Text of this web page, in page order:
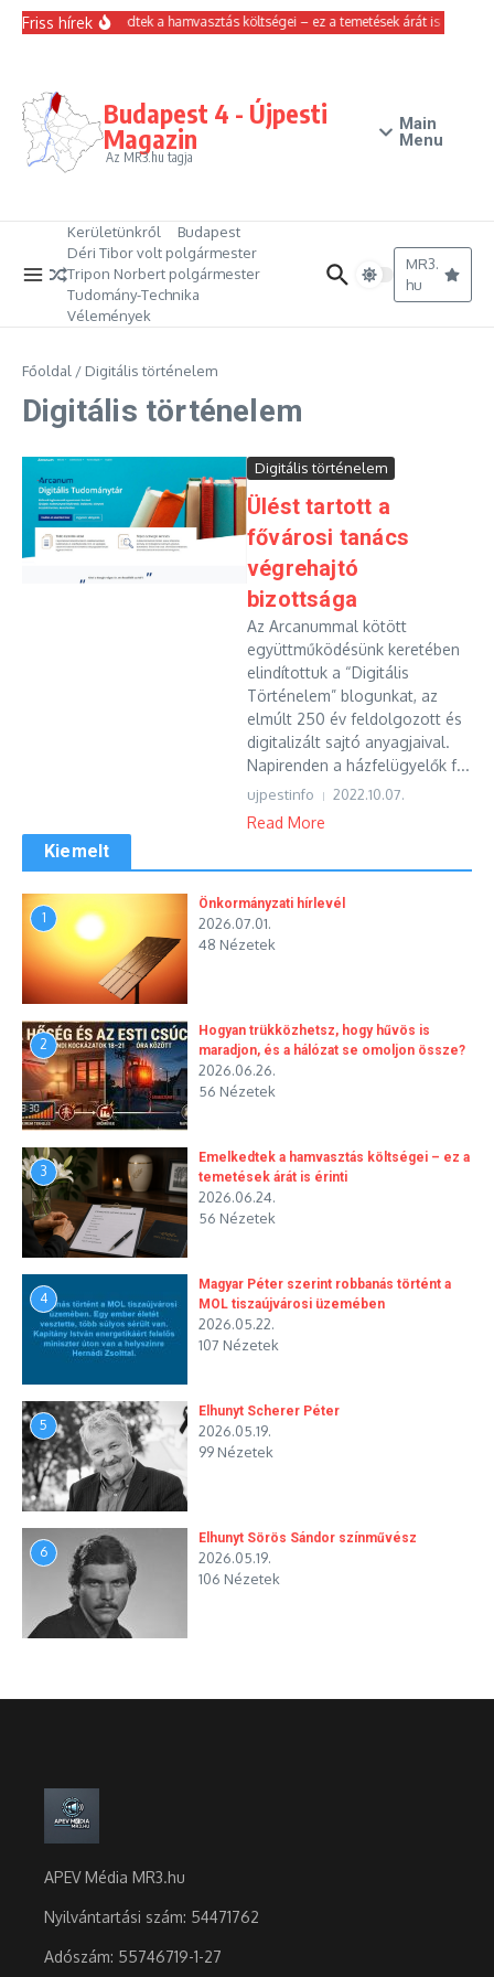
Ugrás a tartalomhoz
Friss hírekEmelkedtek a hamvasztás költségei – ez a temetések árát is érinti
Budapest 4 - Újpesti
Magazin
Az MR3.hu tagja
Main
Menu
Kerületünkről
Budapest
Déri Tibor volt polgármester
Tripon Norbert polgármester
Tudomány-Technika
Vélemények
MR3.
hu
Főoldal / Digitális történelem
Digitális történelem
Digitális történelem
Ülést tartott a
fővárosi tanács
végrehajtó
bizottsága
Az Arcanummal kötött
együttműködésünk keretében
elindítottuk a “Digitális
Történelem” blogunkat, az
elmúlt 250 év feldolgozott és
digitalizált sajtó anyagjaival.
Napirenden a házfelügyelők f...
ujpestinfo 2022.10.07.
Read More
Kiemelt
1
Önkormányzati hírlevél
2026.07.01.
48 Nézetek
2
Hogyan trükközhetsz, hogy hűvös is
maradjon, és a hálózat se omoljon össze?
2026.06.26.
56 Nézetek
3
Emelkedtek a hamvasztás költségei – ez a
temetések árát is érinti
2026.06.24.
56 Nézetek
4
Magyar Péter szerint robbanás történt a
MOL tiszaújvárosi üzemében
2026.05.22.
107 Nézetek
5
Elhunyt Scherer Péter
2026.05.19.
99 Nézetek
6
Elhunyt Sörös Sándor színművész
2026.05.19.
106 Nézetek
APEV Média MR3.hu
Nyilvántartási szám: 54471762
Adószám: 55746719-1-27